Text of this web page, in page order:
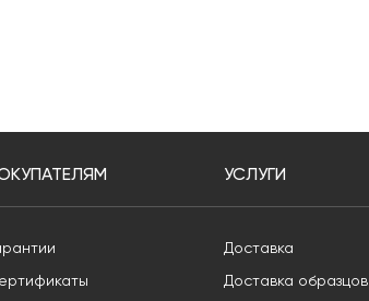
УСЛУГИ
Доставка
Доставка образцов